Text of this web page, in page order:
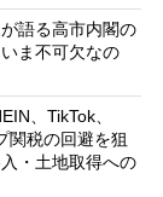
語る高市内閣の
ま不可欠なの
、TikTok、
関税の回避を狙
・土地取得への